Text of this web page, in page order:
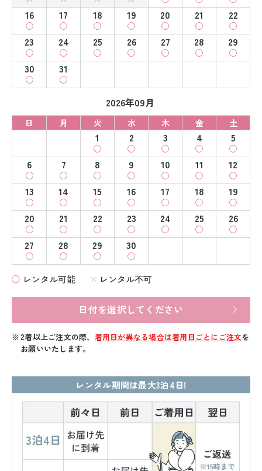
16
17 18 19 20 21
22
23
24 25 26 27 28
29
30
31
2026年09月
日 月 火 水 木 金 土
1 2 3 4
5
6
7 8 9 10 11
12
13
14 15 16 17 18
19
20
21 22 23 24 25
26
27
28 29 30
レンタル可能 レンタル不可
日付を選択してください
2着以上ご注文の際、 着用日が異なる場合は着用日ごとにご注文を
お願いいたします。
レンタル期間は最大3泊4日!